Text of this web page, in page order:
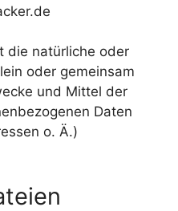
die natürliche oder
oder gemeinsam
und Mittel der
Daten
o. Ä.)